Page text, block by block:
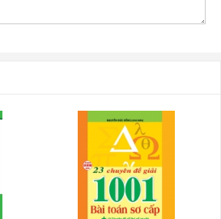
đổi câu (Sentence transformation